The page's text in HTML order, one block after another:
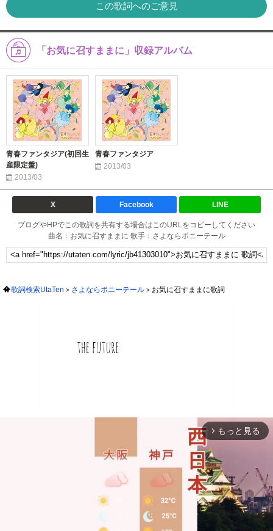
この歌詞へのご意見
「お気に召すままに」収録アルバム
青春ファンタジア(初回生
産限定盤)
2013/03
青春ファンタジア
2013/03
X Facebook LINE
ブログやHPでこの歌詞を共有する場合はこのURLをコピーしてください
曲名：お気に召すままに 歌手：さよならポニーテール
歌詞検索UtaTen さよならポニーテール お気に召すままに歌詞
arrow_forward_ios もっと見る